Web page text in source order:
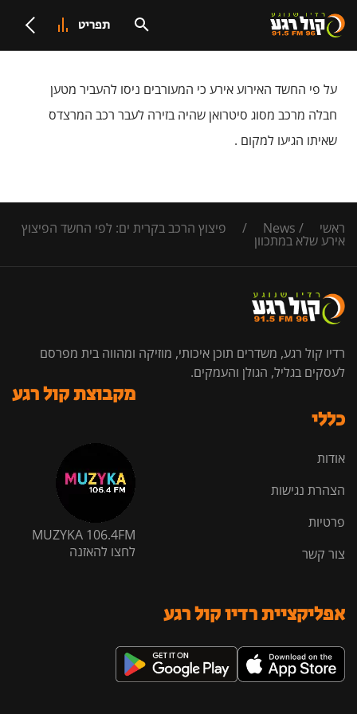
תפריט
על פי החשד האירוע אירע כי המעורבים ניסו להעביר מטען
חבלה מרכב מסוג סיטרואן שהיה בזירה לעבר רכב המרצדס
שאיתו הגיעו למקום .
ראשי /
News
/ פיצוץ הרכב בקרית ים: לפי החשד הפיצוץ
אירע שלא במתכוון
רדיו קול רגע, משדרים תוכן איכותי, מוזיקה ומהווה בית מפרסם
לעסקים בגליל, הגולן והעמקים.
כללי
אודות
הצהרת נגישות
פרטיות
צור קשר
מקבוצת קול רגע
MUZYKA 106.4FM
לחצו להאזנה
אפליקציית רדיו קול רגע